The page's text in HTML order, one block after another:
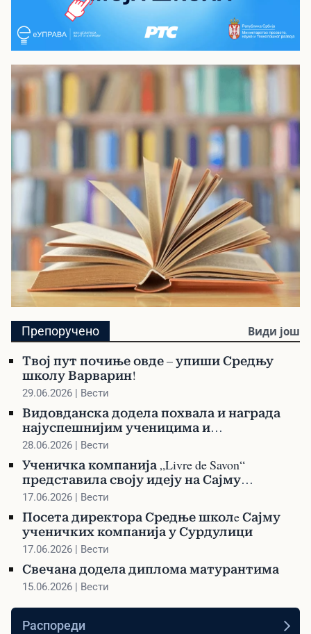
Моја школа - РТС Планета
Видео лекције из опшеобразовних и
стручних предмета за средњу школу
Библиотека
Претражите библиотеку и наручите своју
књигу
Препоручено Види још
Твој пут почиње овде – упиши Средњу
школу Варварин!
29.06.2026 | Вести
Видовданска додела похвала и награда
најуспешнијим ученицима и
професорима
28.06.2026 | Вести
Ученичка компанија „Livre de Savon“
представила своју идеју на Сајму
ученичких компанија у Сурдулици
17.06.2026 | Вести
Посета директора Средње школe Сајму
ученичких компанија у Сурдулици
17.06.2026 | Вести
Свечана додела диплома матурантима
15.06.2026 | Вести
Распореди